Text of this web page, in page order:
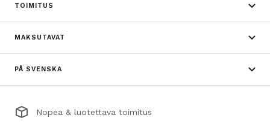
TOIMITUS
MAKSUTAVAT
PÅ SVENSKA
Nopea & luotettava toimitus